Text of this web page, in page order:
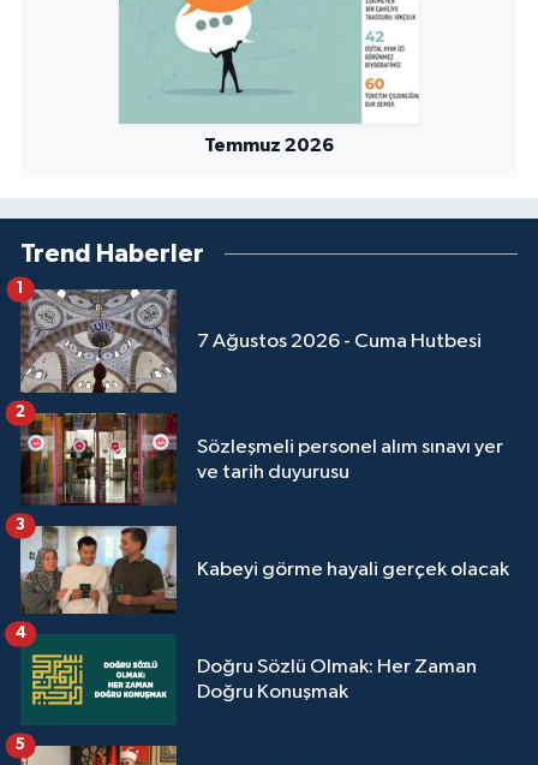
Temmuz 2026
Trend Haberler
7 Ağustos 2026 - Cuma Hutbesi
1
Sözleşmeli personel alım sınavı yer
ve tarih duyurusu
2
Kabeyi görme hayali gerçek olacak
3
Doğru Sözlü Olmak: Her Zaman
Doğru Konuşmak
4
5
Tekirdağ Müftülüğü
Tokat Müftülüğü
Tunceli Müftülüğü
Van Müftülüğü
Yozgat Müftülüğü
Zonguldak Müftülüğü